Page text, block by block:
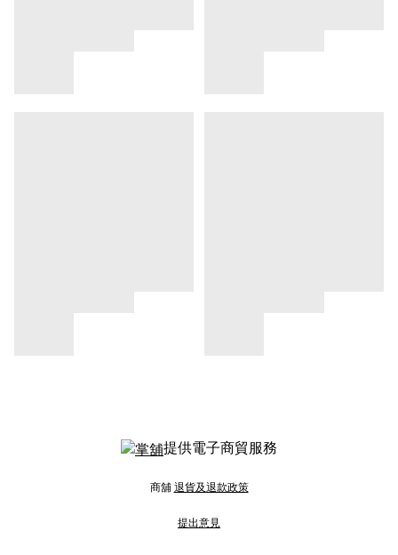
提供電子商貿服務
商舖 退貨及退款政策
提出意見